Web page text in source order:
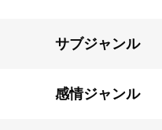
サブジャンル
感情ジャンル